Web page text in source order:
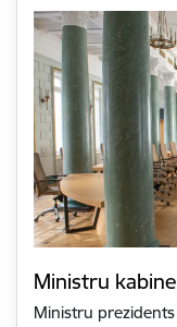
Ministru
Ministru